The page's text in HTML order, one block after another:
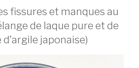
fissures et manques au
de laque pure et de
japonaise)